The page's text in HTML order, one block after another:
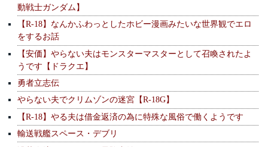
動戦士ガンダム】
【R-18】なんかふわっとしたホビー漫画みたいな世界観でエロ
をするお話
【安価】やらない夫はモンスターマスターとして召喚されたよ
うです【ドラクエ】
勇者立志伝
やらない夫でクリムゾンの迷宮【R-18G】
【R-18】やる夫は借金返済の為に特殊な風俗で働くようです
輸送戦艦スペース・デブリ